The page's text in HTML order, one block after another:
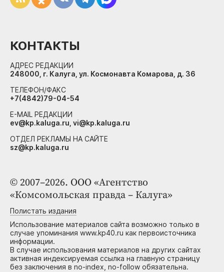
© 2007–2026. ООО «Агентство
«Комсомольская правда – Калуга»
Полистать издания
Использование материалов сайта возможно только в
случае упоминания www.kp40.ru как первоисточника
информации.
В случае использования материалов на других сайтах
активная индексируемая ссылка на главную страницу
без заключения в no-index, no-follow обязательна.
КОНТАКТЫ
АДРЕС РЕДАКЦИИ
248000, г. Калуга, ул. Космонавта Комарова, д. 36
ТЕЛЕФОН/ФАКС
+7(4842)79-04-54
E-MAIL РЕДАКЦИИ
ev@kp.kaluga.ru, vi@kp.kaluga.ru
ОТДЕЛ РЕКЛАМЫ НА САЙТЕ
sz@kp.kaluga.ru